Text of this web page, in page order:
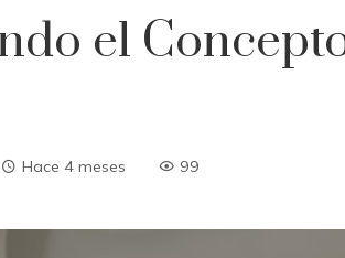
el
Hace 4 meses 99